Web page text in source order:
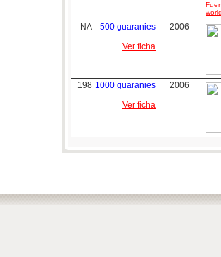
NA
500 guaranies
Ver ficha
2006
198 1000 guaranies
Ver ficha
2006